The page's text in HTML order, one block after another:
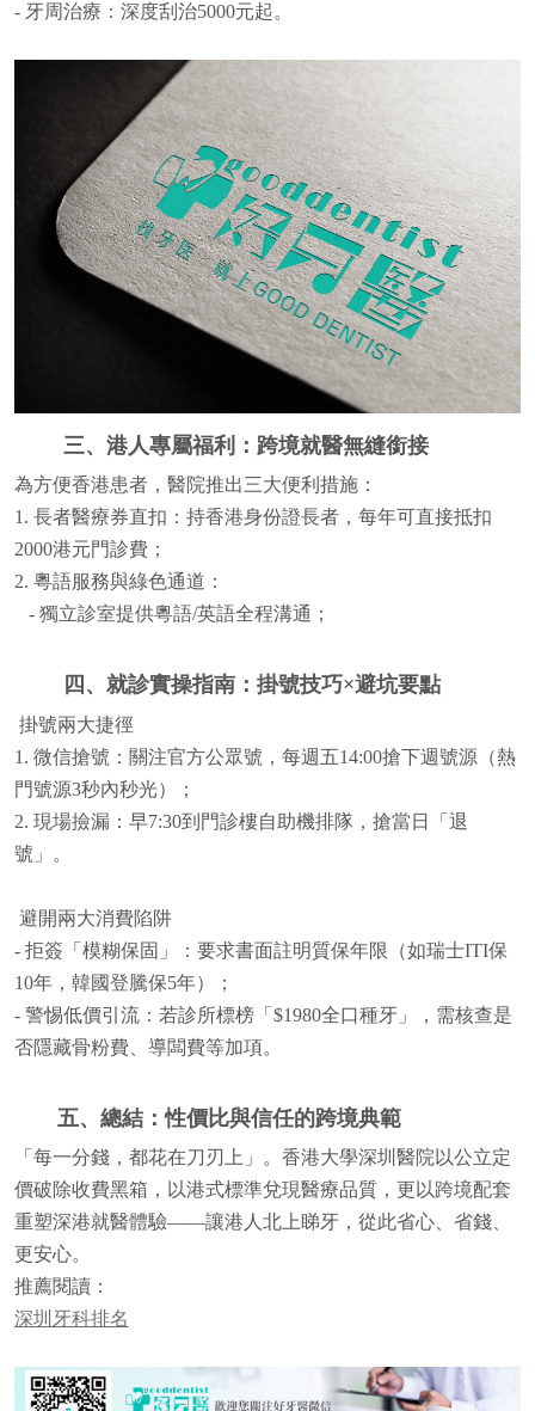
- 牙周治療：深度刮治5000元起。
三、港人專屬福利：跨境就醫無縫銜接
為方便香港患者，醫院推出三大便利措施：
1. 長者醫療券直扣：持香港身份證長者，每年可直接抵扣
2000港元門診費；
2. 粵語服務與綠色通道：
- 獨立診室提供粵語/英語全程溝通；
四、就診實操指南：掛號技巧×避坑要點
掛號兩大捷徑
1. 微信搶號：關注官方公眾號，每週五14:00搶下週號源（熱
門號源3秒內秒光）；
2. 現場撿漏：早7:30到門診樓自助機排隊，搶當日「退
號」。
避開兩大消費陷阱
- 拒簽「模糊保固」：要求書面註明質保年限（如瑞士ITI保
10年，韓國登騰保5年）；
- 警惕低價引流：若診所標榜「$1980全口種牙」，需核查是
否隱藏骨粉費、導闆費等加項。
五、總結：性價比與信任的跨境典範
「每一分錢，都花在刀刃上」。香港大學深圳醫院以公立定
價破除收費黑箱，以港式標準兌現醫療品質，更以跨境配套
重塑深港就醫體驗——讓港人北上睇牙，從此省心、省錢、
更安心。
推薦閱讀：
深圳牙科排名